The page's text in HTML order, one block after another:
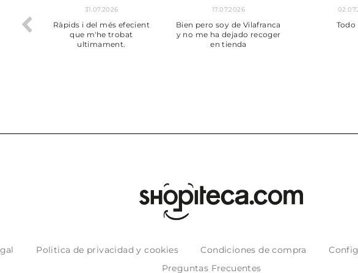
01.07.2026
BUENA
30.06.2026
Tot perfecte
Politica de privacidad y cookies Condiciones de compra
Preguntas Frecuentes